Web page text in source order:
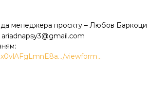
да менеджера проєкту – Любов Баркоци
ariadnapsy3@gmail.com
viewform…